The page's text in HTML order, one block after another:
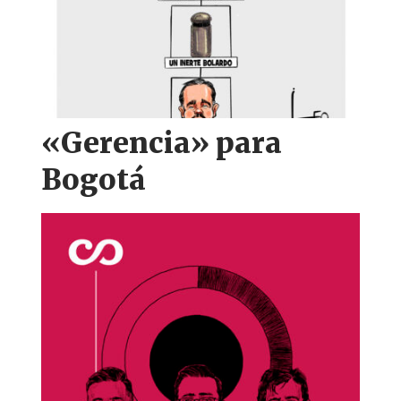
«Gerencia» para
Bogotá